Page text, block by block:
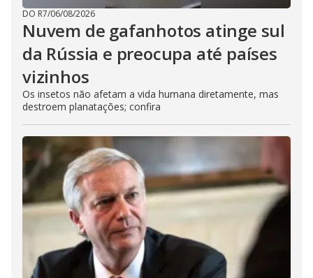
DO R7/06/08/2026
Nuvem de gafanhotos atinge sul
da Rússia e preocupa até países
vizinhos
Os insetos não afetam a vida humana diretamente, mas
destroem planatações; confira